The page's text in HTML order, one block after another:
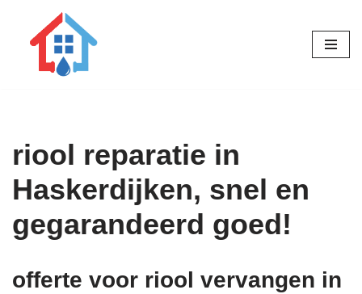
riool reparatie in
Haskerdijken, snel en
gegarandeerd goed!
offerte voor riool vervangen in